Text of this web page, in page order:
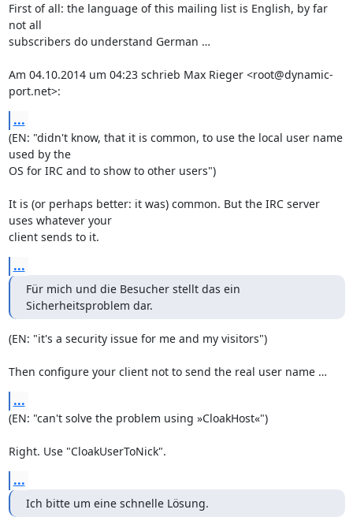
First of all: the language of this mailing list is English, by far
not all
subscribers do understand German …
Am 04.10.2014 um 04:23 schrieb Max Rieger <root@dynamic-
port.net>:
...
(EN: "didn't know, that it is common, to use the local user name
used by the
OS for IRC and to show to other users")
It is (or perhaps better: it was) common. But the IRC server
uses whatever your
client sends to it.
...
Für mich und die Besucher stellt das ein
Sicherheitsproblem dar.
(EN: "it's a security issue for me and my visitors")
Then configure your client not to send the real user name …
...
(EN: "can't solve the problem using »CloakHost«")
Right. Use "CloakUserToNick".
...
Ich bitte um eine schnelle Lösung.